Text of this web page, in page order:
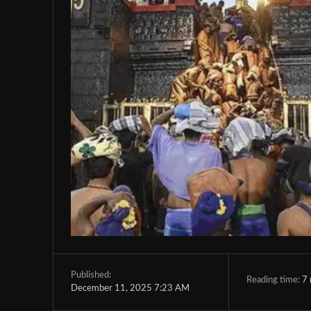
Published:
December 11, 2025 7:23 AM
Reading time: 7